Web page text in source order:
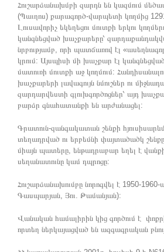
Հուշարձանախմբի զարդն են կազմում
(Պաւղոս) քարագործ-վարպետի կողմից
Լուսավորիչ եկեղեցու մուտքի երկու
կանգնեցված խաչքարերը՝
նրբությամբ, որի պատճառով էլ
կրում: Այսպիսի մի խաչքար էլ
մատուռի մուտքի աջ կողմում:
խաչքարերի լավագույն նմուշներ ու
զարդարվեստի գլուխգործոցներ՝ այդ
բարձր գնահատանքի են արժանացել:
Գրատուն-զանգակատան շենքի
տեղադրված ու երբեմնի փայտածածկ
միայն պատերը, ենթադրաբար եղել է
սեղանատունը կամ դպրոցը:
Հուշարձանախումբը նորոգվել է 1950-
Գասպարյան, Յու. Թամանյան):
Վանական համալիրին կից գործում է
որտեղ ներկայացված են ազգագրական